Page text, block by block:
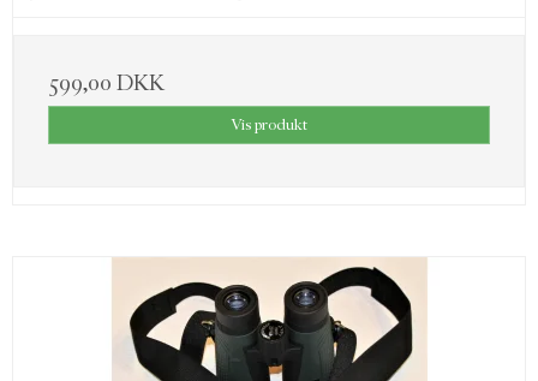
599,00 DKK
Vis produkt